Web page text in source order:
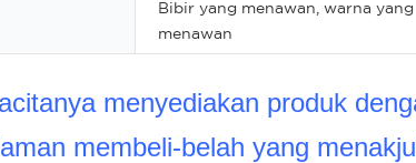
Bibir yang menawan, warna yang
menawan
menyediakan produk
membeli-belah yang